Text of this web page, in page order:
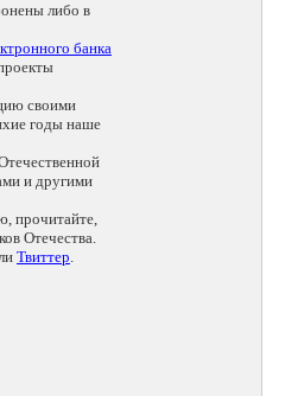
либо в
банка
своими
годы наше
и другими
прочитайте,
Отечества.
Твиттер.